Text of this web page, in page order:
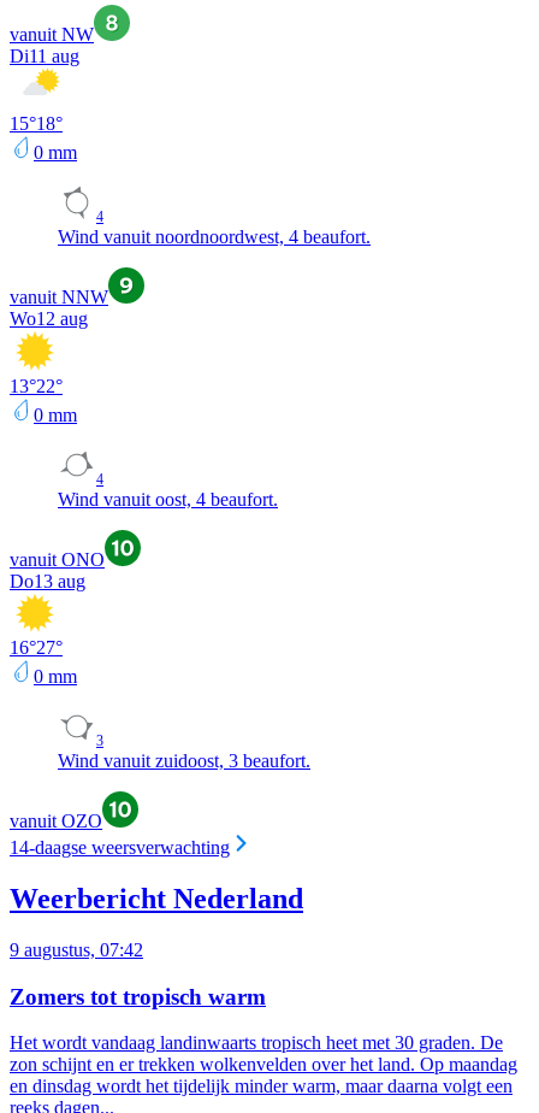
vanuit NW
Di11 aug
15°18°
0 mm
4
Wind vanuit noordnoordwest, 4 beaufort.
vanuit NNW
Wo12 aug
13°22°
0 mm
4
Wind vanuit oost, 4 beaufort.
vanuit ONO
Do13 aug
16°27°
0 mm
3
Wind vanuit zuidoost, 3 beaufort.
vanuit OZO
14-daagse weersverwachting
Weerbericht Nederland
9 augustus, 07:42
Zomers tot tropisch warm
Het wordt vandaag landinwaarts tropisch heet met 30 graden. De
zon schijnt en er trekken wolkenvelden over het land. Op maandag
en dinsdag wordt het tijdelijk minder warm, maar daarna volgt een
reeks dagen...